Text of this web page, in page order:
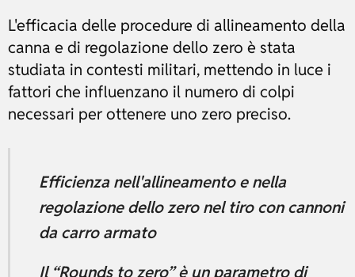
L'efficacia delle procedure di allineamento della
canna e di regolazione dello zero è stata
studiata in contesti militari, mettendo in luce i
fattori che influenzano il numero di colpi
necessari per ottenere uno zero preciso.
Efficienza nell'allineamento e nella
regolazione dello zero nel tiro con cannoni
da carro armato
Il “Rounds to zero” è un parametro di